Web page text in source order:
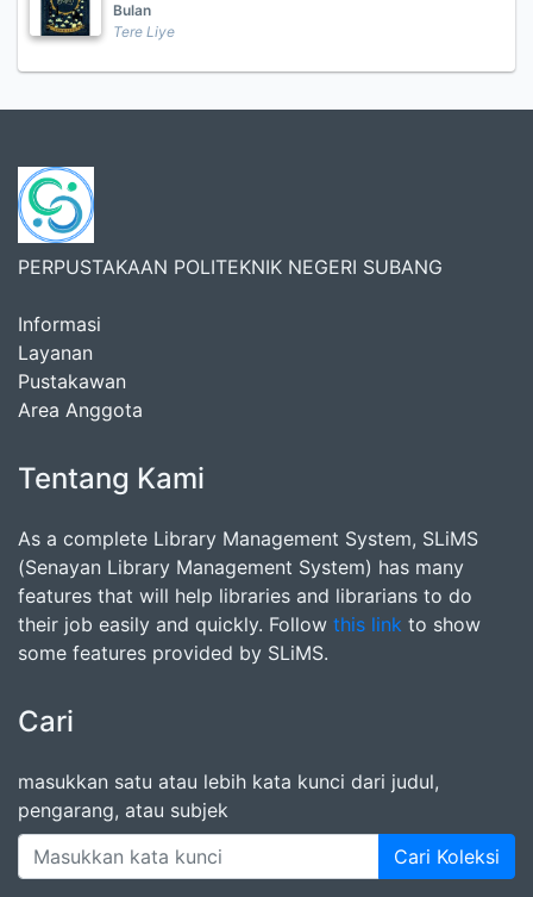
Bulan
Tere Liye
PERPUSTAKAAN POLITEKNIK NEGERI SUBANG
Informasi
Layanan
Pustakawan
Area Anggota
Tentang Kami
As a complete Library Management System, SLiMS
(Senayan Library Management System) has many
features that will help libraries and librarians to do
their job easily and quickly. Follow this link to show
some features provided by SLiMS.
Cari
masukkan satu atau lebih kata kunci dari judul,
pengarang, atau subjek
Cari Koleksi